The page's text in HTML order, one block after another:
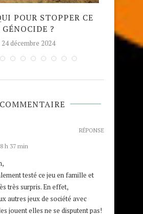
POUR STOPPER CE
GÉNOCIDE ?
24 décembre 2024
h 37 min
testé ce jeu en famille et
très surpris. En effet,
autres jeux de société avec
jouent elles ne se disputent pas!
RÉPONSE